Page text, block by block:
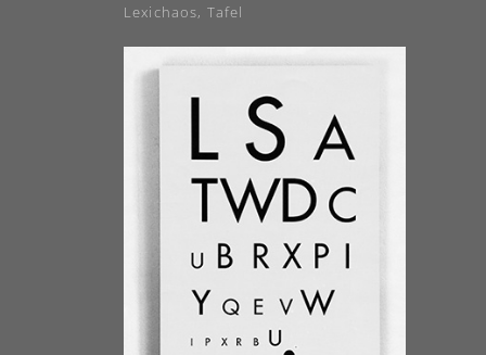
Lexichaos, Tafel